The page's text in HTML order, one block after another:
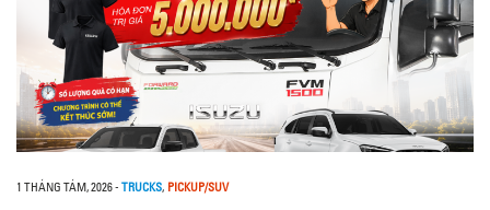
1 THÁNG TÁM, 2026- TRUCKS, PICKUP/SUV